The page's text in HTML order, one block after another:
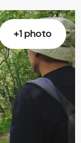
+1 photo